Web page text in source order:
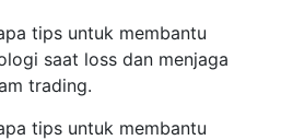
tips untuk membantu
saat loss dan menjaga
trading.
tips untuk membantu